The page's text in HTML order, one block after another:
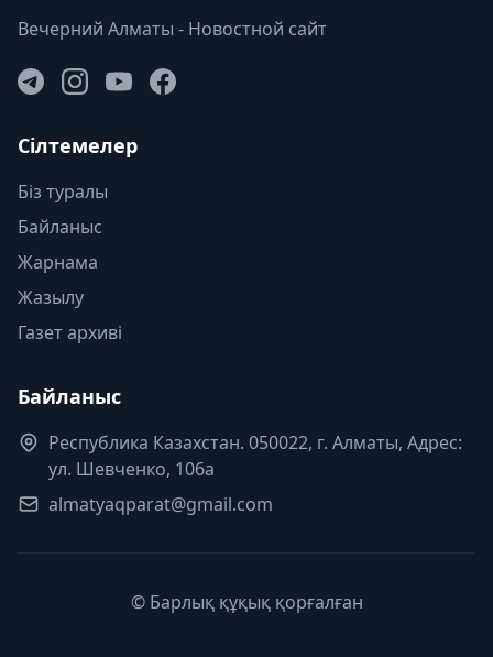
Вечерний Алматы - Новостной сайт
Сілтемелер
Біз туралы
Байланыс
Жарнама
Жазылу
Газет архиві
Байланыс
Республика Казахстан. 050022, г. Алматы, Адрес:
ул. Шевченко, 106а
almatyaqparat@gmail.com
© Барлық құқық қорғалған